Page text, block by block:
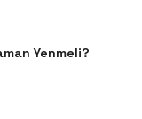
Yenmeli?